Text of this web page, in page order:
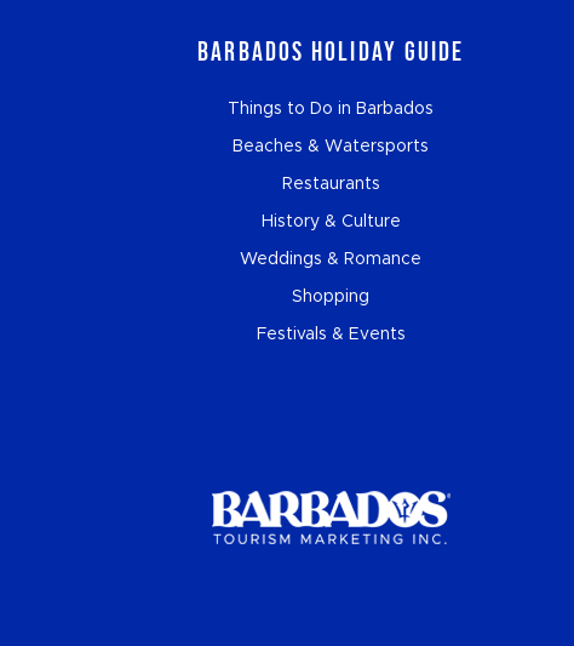
Barbados Holiday Guide
Things to Do in Barbados
Beaches & Watersports
Restaurants
History & Culture
Weddings & Romance
Shopping
Festivals & Events